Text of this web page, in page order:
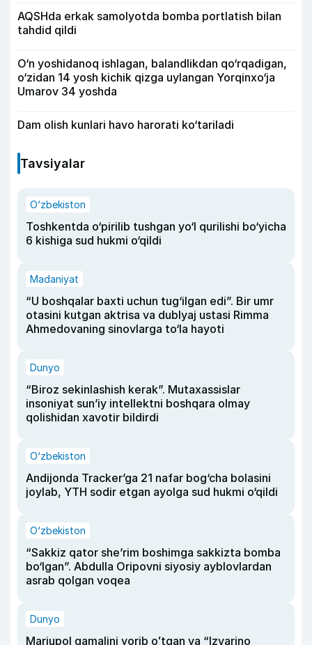
AQSHda erkak samolyotda bomba portlatish bilan
tahdid qildi
O‘n yoshidanoq ishlagan, balandlikdan qo‘rqadigan,
o‘zidan 14 yosh kichik qizga uylangan Yorqinxo‘ja
Umarov 34 yoshda
Dam olish kunlari havo harorati ko‘tariladi
Tavsiyalar
O‘zbekiston
Toshkentda o‘pirilib tushgan yo‘l qurilishi bo‘yicha
6 kishiga sud hukmi o‘qildi
Madaniyat
“U boshqalar baxti uchun tug‘ilgan edi”. Bir umr
otasini kutgan aktrisa va dublyaj ustasi Rimma
Ahmedovaning sinovlarga to‘la hayoti
Dunyo
“Biroz sekinlashish kerak”. Mutaxassislar
insoniyat sun’iy intellektni boshqara olmay
qolishidan xavotir bildirdi
O‘zbekiston
Andijonda Tracker’ga 21 nafar bog‘cha bolasini
joylab, YTH sodir etgan ayolga sud hukmi o‘qildi
O‘zbekiston
“Sakkiz qator she’rim boshimga sakkizta bomba
bo‘lgan”. Abdulla Oripovni siyosiy ayblovlardan
asrab qolgan voqea
Dunyo
Mariupol qamalini yorib oʻtgan va “Izvarino